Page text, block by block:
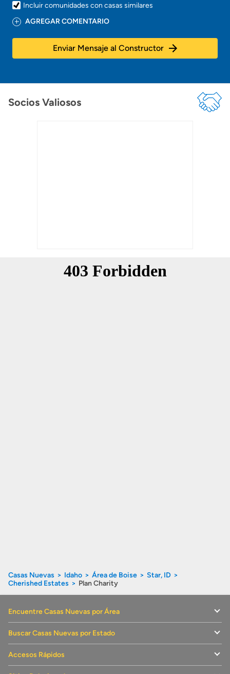
Incluir comunidades con casas similares
AGREGAR COMENTARIO
Enviar Mensaje al Constructor
Socios Valiosos
Casas Nuevas Idaho Área de Boise
Star, ID
Cherished Estates
Plan Charity
Encuentre Casas Nuevas por Área
Buscar Casas Nuevas por Estado
Accesos Rápidos